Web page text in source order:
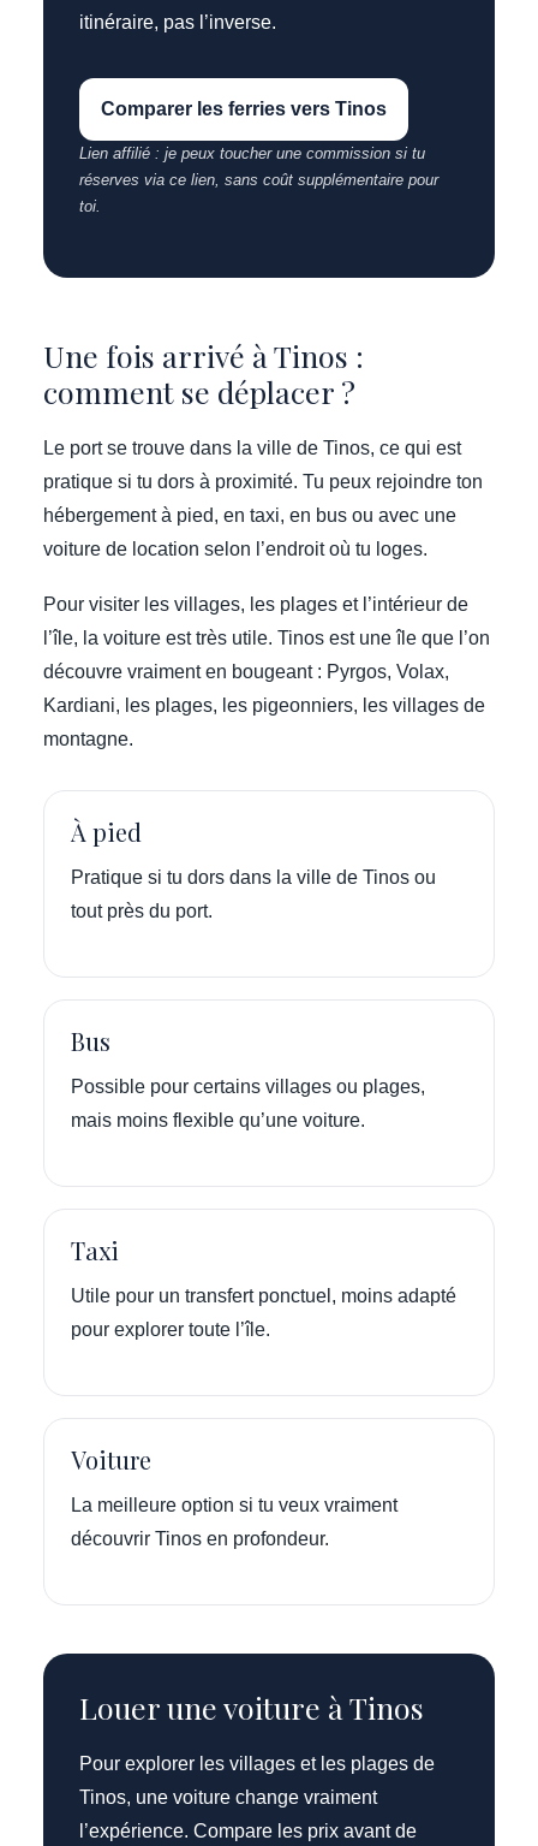
itinéraire, pas l’inverse.
Comparer les ferries vers Tinos
Lien affilié : je peux toucher une commission si tu
réserves via ce lien, sans coût supplémentaire pour
toi.
Une fois arrivé à Tinos :
comment se déplacer ?
Le port se trouve dans la ville de Tinos, ce qui est
pratique si tu dors à proximité. Tu peux rejoindre ton
hébergement à pied, en taxi, en bus ou avec une
voiture de location selon l’endroit où tu loges.
Pour visiter les villages, les plages et l’intérieur de
l’île, la voiture est très utile. Tinos est une île que l’on
découvre vraiment en bougeant : Pyrgos, Volax,
Kardiani, les plages, les pigeonniers, les villages de
montagne.
À pied
Pratique si tu dors dans la ville de Tinos ou
tout près du port.
Bus
Possible pour certains villages ou plages,
mais moins flexible qu’une voiture.
Taxi
Utile pour un transfert ponctuel, moins adapté
pour explorer toute l’île.
Voiture
La meilleure option si tu veux vraiment
découvrir Tinos en profondeur.
Louer une voiture à Tinos
Pour explorer les villages et les plages de
Tinos, une voiture change vraiment
l’expérience. Compare les prix avant de